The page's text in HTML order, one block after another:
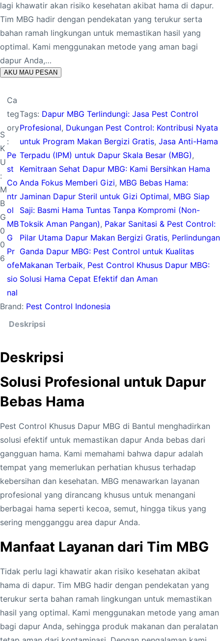
lagi khawatir akan risiko kesehatan akibat hama di dapur.
Tim MBG hadir dengan pendekatan yang terukur serta
bahan ramah lingkungan untuk memastikan hasil yang
optimal. Kami menggunakan metode yang aman bagi
dapur Anda,…
AKU MAU PESAN
S
K
U
:
M
B
G
0
0
6
Ca
teg
ory
:
Pe
st
Co
ntr
ol
MB
G
Pr
ofe
sio
nal
Tags: Dapur MBG Terlindungi: Jasa Pest Control
Profesional, Dukungan Pest Control: Kontribusi Nyata
untuk Program Makan Bergizi Gratis, Jasa Anti-Hama
Terpadu (IPM) untuk Dapur Skala Besar (MBG),
Kemitraan Sehat Dapur MBG: Kami Bersihkan Hama
Anda Fokus Memberi Gizi, MBG Bebas Hama:
Jaminan Dapur Steril untuk Gizi Optimal, MBG Siap
Saji: Basmi Hama Tuntas Tanpa Kompromi (Non-
Toksik Aman Pangan), Pakar Sanitasi & Pest Control:
Pilar Utama Dapur Makan Bergizi Gratis, Perlindungan
Ganda Dapur MBG: Pest Control untuk Kualitas
Makanan Terbaik, Pest Control Khusus Dapur MBG:
Solusi Hama Cepat Efektif dan Aman
Brand: Pest Control Indonesia
Deskripsi
Deskripsi
Solusi Profesional untuk Dapur
Bebas Hama
Pest Control Khusus Dapur MBG di Bantul menghadirkan
solusi efektif untuk memastikan dapur Anda bebas dari
gangguan hama. Kami memahami bahwa dapur adalah
tempat yang memerlukan perhatian khusus terhadap
kebersihan dan kesehatan. MBG menawarkan layanan
profesional yang dirancang khusus untuk menangani
berbagai hama seperti kecoa, semut, hingga tikus yang
sering mengganggu area dapur Anda.
Manfaat Layanan dari Tim MBG
Tidak perlu lagi khawatir akan risiko kesehatan akibat
hama di dapur. Tim MBG hadir dengan pendekatan yang
terukur serta bahan ramah lingkungan untuk memastikan
hasil yang optimal. Kami menggunakan metode yang aman
bagi dapur Anda, sehingga produk makanan dan peralatan